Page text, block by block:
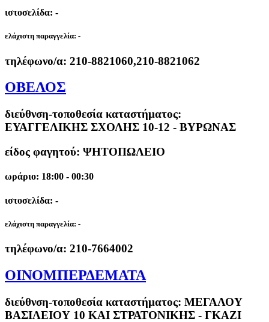
ιστοσελίδα: -
ελάχιστη παραγγελία: -
τηλέφωνο/α: 210-8821060,210-8821062
ΟΒΕΛΟΣ
διεύθνση-τοποθεσία καταστήματος:
ΕΥΑΓΓΕΛΙΚΗΣ ΣΧΟΛΗΣ 10-12 - ΒΥΡΩΝΑΣ
είδος φαγητού: ΨΗΤΟΠΩΛΕΙΟ
ωράριο: 18:00 - 00:30
ιστοσελίδα: -
ελάχιστη παραγγελία: -
τηλέφωνο/α: 210-7664002
ΟΙΝΟΜΠΕΡΔΕΜΑΤΑ
διεύθνση-τοποθεσία καταστήματος: ΜΕΓΑΛΟΥ
ΒΑΣΙΛΕΙΟΥ 10 ΚΑΙ ΣΤΡΑΤΟΝΙΚΗΣ - ΓΚΑΖΙ